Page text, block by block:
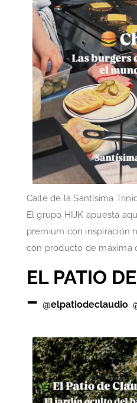
Calle de la Santísima
El grupo HIJK apuesta
premium con inspiración
con producto de máxima
EL PATIO
– @elpatiodeclaudio